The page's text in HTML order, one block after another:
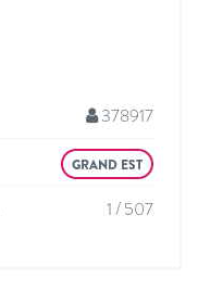
378917
GRAND EST
1 / 507